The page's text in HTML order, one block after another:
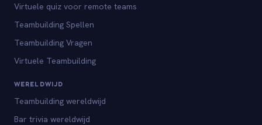
Virtuele quiz voor remote teams
Teambuilding Spellen
Teambuilding Vragen
Virtuele Teambuilding
WERELDWIJD
Teambuilding wereldwijd
Bar trivia wereldwijd